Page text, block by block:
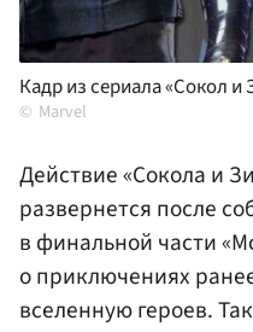
Кадр из сериала «Сокол
Marvel
Действие «Сокола и
развернется после
в финальной части
о приключениях
вселенную героев.